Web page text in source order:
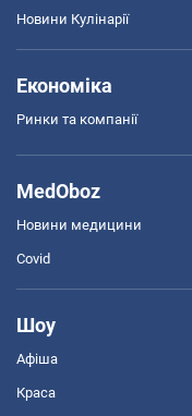
Новини Кулінарії
Економіка
Ринки та компанії
MedOboz
Новини медицини
Covid
Шоу
Афіша
Краса